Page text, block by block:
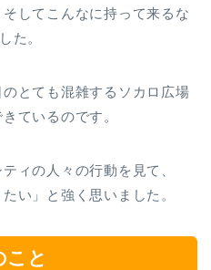
してこんなに持って来るな
た。
とても混雑するソカロ広場
ているのです。
ィの人々の行動を見て、
い」と強く思いました。
こと